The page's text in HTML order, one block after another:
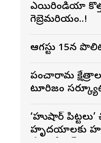
ఎయిరిండియా
గెబ్రెమరియం..!
ఆగస్టు 15న
పంచారామ
టూరిజం
‘హుషార్‌
హృదయాలకు